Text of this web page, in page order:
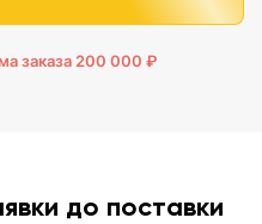
заказа 200 000 ₽
до поставки